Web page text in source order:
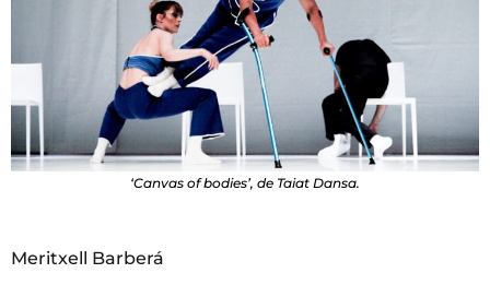
‘Canvas of bodies’, de Taiat Dansa.
Meritxell Barberá